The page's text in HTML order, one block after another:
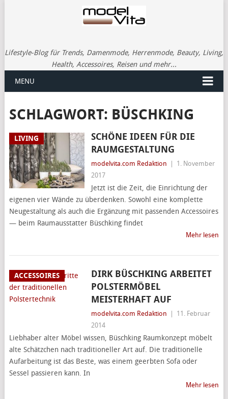
Lifestyle-Blog für Trends, Damenmode, Herrenmode, Beauty, Living,
Health, Accessoires, Reisen und mehr...
MENU
SCHLAGWORT: BÜSCHKING
LIVING
SCHÖNE IDEEN FÜR DIE
RAUMGESTALTUNG
modelvita.com Redaktion
1. November
2017
Jetzt ist die Zeit, die Einrichtung der
eigenen vier Wände zu überdenken. Sowohl eine komplette
Neugestaltung als auch die Ergänzung mit passenden Accessoires
— beim Raumausstatter Büschking findet
Mehr lesen
ACCESSOIRES
DIRK BÜSCHKING ARBEITET
POLSTERMÖBEL
MEISTERHAFT AUF
modelvita.com Redaktion
11. Februar
2014
Liebhaber alter Möbel wissen, Büschking Raumkonzept möbelt
alte Schätzchen nach traditioneller Art auf. Die traditionelle
Aufarbeitung ist das Beste, was einem geerbten Sofa oder
Sessel passieren kann. In
Mehr lesen